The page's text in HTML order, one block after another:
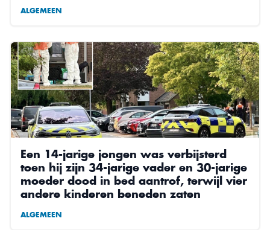
ALGEMEEN
Een 14-jarige jongen was verbijsterd
toen hij zijn 34-jarige vader en 30-jarige
moeder dood in bed aantrof, terwijl vier
andere kinderen beneden zaten
ALGEMEEN